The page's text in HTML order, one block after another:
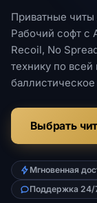
Приватные читы
Рабочий софт с
Recoil, No
технику по
Выбрать чит
Мгновенная
Поддержка 24/